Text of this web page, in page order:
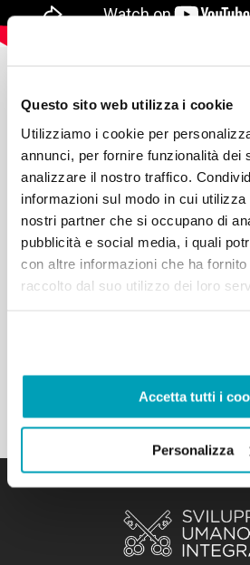
Questo sito web utilizza i cookie
Utilizziamo i cookie per
annunci, per fornire funzionalità dei
analizzare il nostro traffico.
informazioni sul modo in cui
nostri partner che si occupano di
pubblicità e social media, i quali
con altre informazioni che ha
raccolto dal suo utilizzo dei loro
Accetta tutti i
Personalizza
INTERVISTE
3 Febbraio 20170
P. Fabio Baggio, CS,
Sezione Migranti e
La missione primaria della
nell’accompagnamento delle